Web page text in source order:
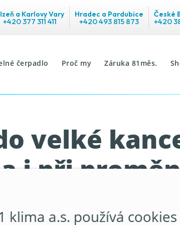
a Karlovy Vary
+420 377 311 411
Hradec a Pardubice
+420 493 815 873
České
+420
čerpadlo Proč my Záruka 81měs.
velké
i při
klima a.s. používá cookies